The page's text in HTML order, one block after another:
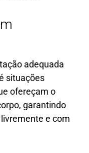
adequada
situações
ofereçam o
garantindo
e com